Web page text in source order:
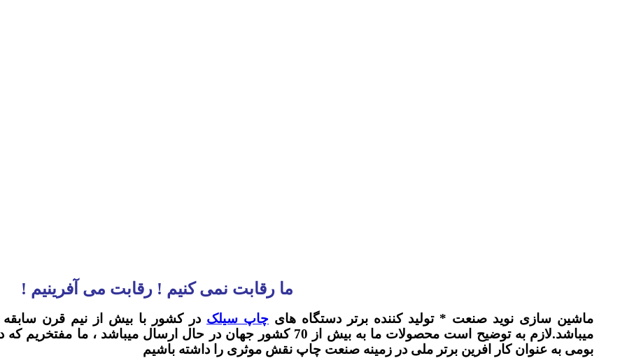
ما رقابت نمی کنیم ! رقابت می آفرینیم !
ماشین سازی نوید صنعت * تولید کننده برتر دستگاه های چاپ سیلک در کشور با بیش از نیم قرن سابقه
میباشد.لازم به توضیح است محصولات ما به بیش از 70 کشور جهان در حال
بومی به عنوان کار افرین برتر ملی در زمینه صنعت چاپ نقش موثری را داشته باشیم